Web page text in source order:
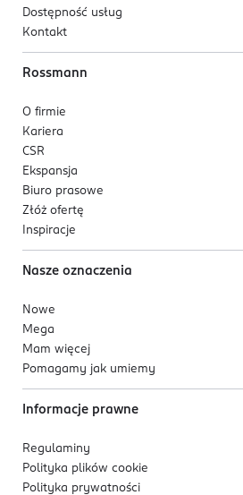
Dostępność usług
Kontakt
Rossmann
O firmie
Kariera
CSR
Ekspansja
Biuro prasowe
Złóż ofertę
Inspiracje
Nasze oznaczenia
Nowe
Mega
Mam więcej
Pomagamy jak umiemy
Informacje prawne
Regulaminy
Polityka plików cookie
Polityka prywatności